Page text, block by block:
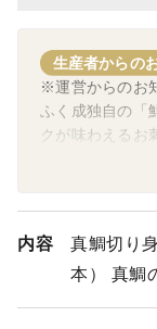
生産者からの
※運営からのお
ふく成独自の「
クが味わえるお
す。先々代、
たします。
内容
真鯛切り
本） 真鯛